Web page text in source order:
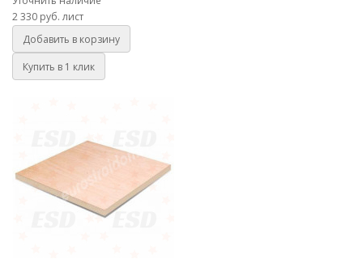
2 330 руб. лист
Добавить в корзину
Купить в 1 клик